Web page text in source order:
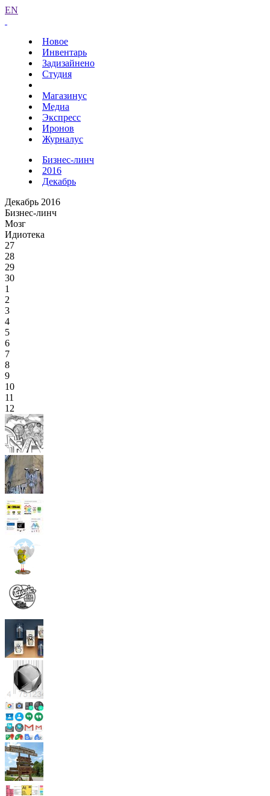
EN
Новое
Инвентарь
Задизайнено
Студия
Магазинус
Медиа
Экспресс
Иронов
Журналус
Бизнес-линч
2016
Декабрь
Декабрь 2016
Бизнес-линч
Мозг
Идиотека
27
28
29
30
1
2
3
4
5
6
7
8
9
10
11
12